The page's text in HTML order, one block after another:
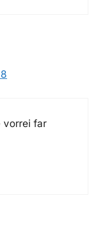
vorrei far